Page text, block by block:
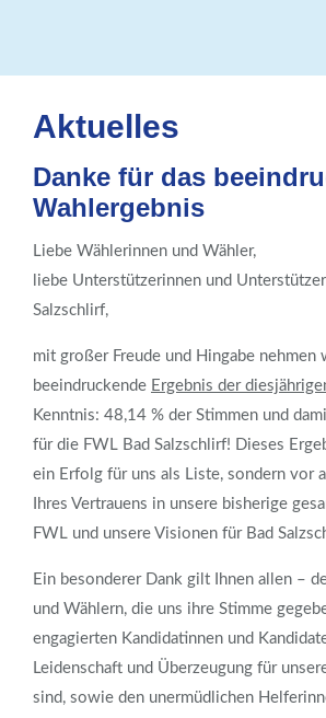
Aktuelles
Danke für das
Wahlergebnis
Liebe Wählerinnen und Wähler,
liebe Unterstützerinnen und
Salzschlirf,
mit großer Freude und Hingabe nehmen
beeindruckende Ergebnis der
Kenntnis: 48,14 % der Stimmen und
für die FWL Bad Salzschlirf! Dieses
ein Erfolg für uns als Liste, sondern vor
Ihres Vertrauens in unsere bisherige
FWL und unsere Visionen für Bad
Ein besonderer Dank gilt Ihnen allen –
und Wählern, die uns ihre Stimme
engagierten Kandidatinnen und
Leidenschaft und Überzeugung für
sind, sowie den unermüdlichen